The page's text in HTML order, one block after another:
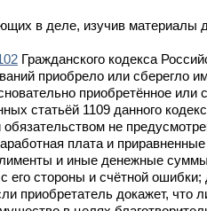
в деле, изучив материалы
Гражданского кодекса
приобрело или сберегло
приобретённое
статьёй 1109 данного
не
плата и
и иные денежные
с его стороны и счётной
приобретатель докажет,